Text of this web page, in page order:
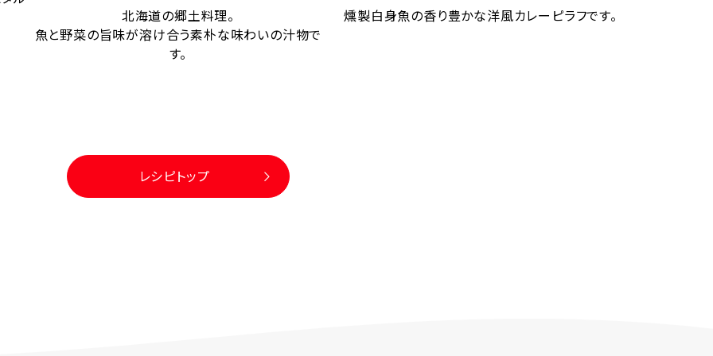
北海道の郷土料理。
魚と野菜の旨味が溶け合う素朴な味わいの汁物で
す。
燻製白身魚の香り豊かな洋風カレーピラフです。
レシピトップ